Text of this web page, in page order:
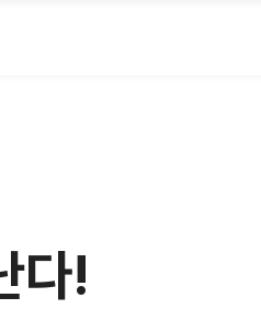
다!